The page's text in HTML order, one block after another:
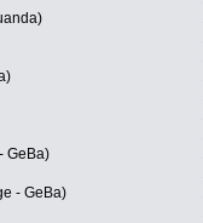
GeBa)
- GeBa)